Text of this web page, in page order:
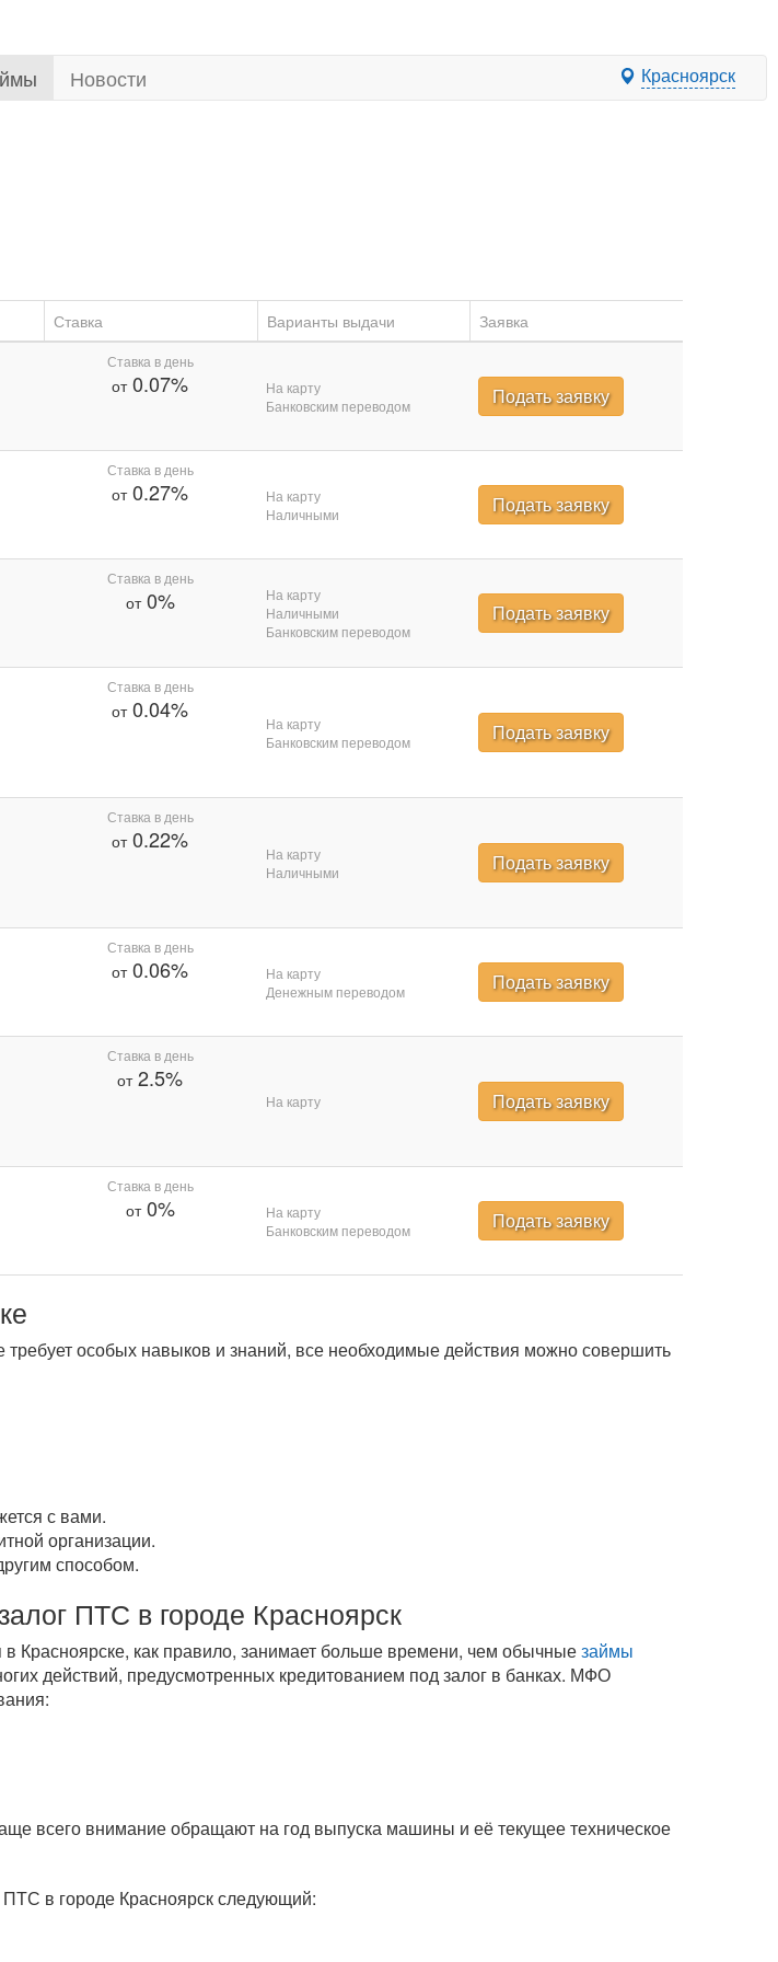
Новости Красноярск
Ставка Варианты выдачи Заявка
Ставка в день
от0.07%
На карту
Банковским переводом
Подать заявку
Ставка в день
от0.27%
На карту
Наличными
Подать заявку
Ставка в день
от0%
На карту
Наличными
Банковским переводом
Подать заявку
Ставка в день
от0.04%
На карту
Банковским переводом
Подать заявку
Ставка в день
от0.22%
На карту
Наличными
Подать заявку
Ставка в день
от0.06%
На карту
Денежным переводом
Подать заявку
Ставка в день
от2.5%
На карту Подать заявку
Ставка в день
от0%
На карту
Банковским переводом
Подать заявку
особых навыков и знаний, все необходимые действия можно совершить
с вами.
организации.
способом.
ПТС в городе Красноярск
Красноярске, как правило, занимает больше времени, чем обычныезаймы
действий, предусмотренных кредитованием под залог в банках. МФО
всего внимание обращают на год выпуска машины и её текущее техническое
в городе Красноярск следующий: